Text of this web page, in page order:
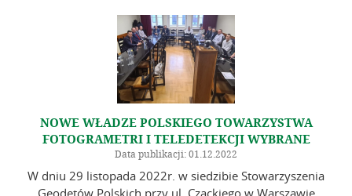
NOWE WŁADZE POLSKIEGO TOWARZYSTWA
FOTOGRAMETRI I TELEDETEKCJI WYBRANE
Data publikacji: 01.12.2022
W dniu 29 listopada 2022r. w siedzibie Stowarzyszenia